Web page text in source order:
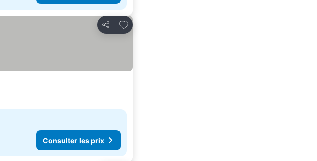
Partager
Ajouter à mes favoris
Consulter les prix